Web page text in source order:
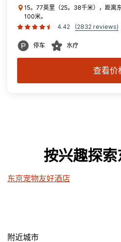
15。77英里（25。38千米），距
100米。
4.42
(2832 reviews)
停车 水疗
查看价
按兴趣探索
东京宠物友好酒店
附近城市